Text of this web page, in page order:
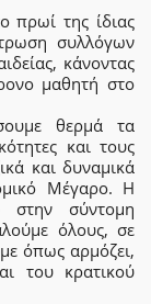
πρωί της ίδιας
συλλόγων
κάνοντας
μαθητή στο
θερμά τα
και τους
και δυναμικά
Μέγαρο. Η
στην σύντομη
όλους, σε
όπως αρμόζει,
του κρατικού